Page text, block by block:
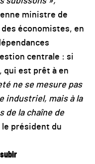
ministre de
des économistes, en
centrale : si
qui est prêt à en
ne se mesure pas
industriel, mais à la
de la chaîne de
le président du